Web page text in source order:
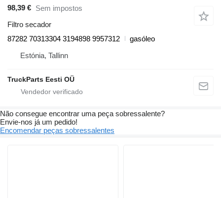
98,39 € Sem impostos
Filtro secador
87282 70313304 3194898 9957312
gasóleo
Estónia, Tallinn
TruckParts Eesti OÜ
Não consegue encontrar uma peça sobressalente?
Envie-nos já um pedido!
Encomendar peças sobressalentes